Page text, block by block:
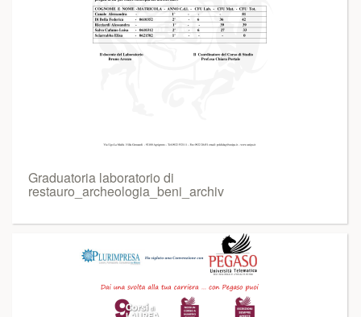
Graduatoria laboratorio di
restauro_archeologia_beni_archiv